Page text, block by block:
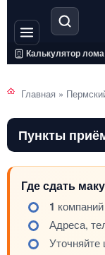
Калькулятор лома
Главная »
Пункты
Где сдать
1
Адреса,
Уточняйте